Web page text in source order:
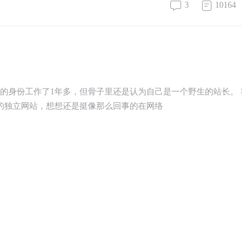
3 10164
身份工作了1年多，但骨子里还是认为自己是一个野生的站长。
立网站，想想还是挺像那么回事的在网络